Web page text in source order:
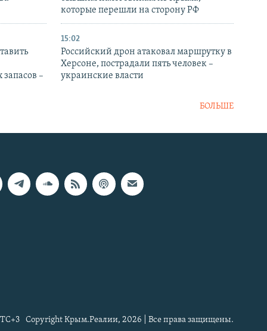
которые перешли на сторону РФ
–
15:02
Российский дрон атаковал маршрутку в
Херсоне, пострадали пять человек –
украинские власти
БОЛЬШЕ
Copyright Крым.Реалии, 2026 | Все права защищены.